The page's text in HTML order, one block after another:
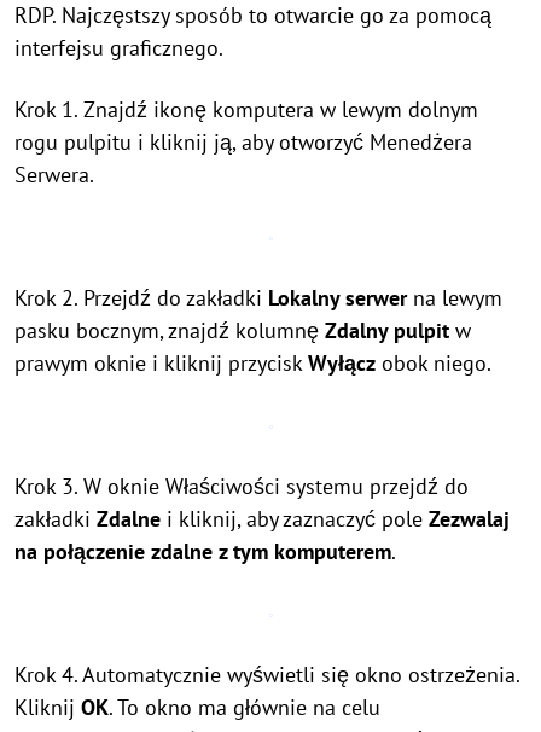
RDP. Najczęstszy sposób to otwarcie go za pomocą
interfejsu graficznego.
Krok 1. Znajdź ikonę komputera w lewym dolnym
rogu pulpitu i kliknij ją, aby otworzyć Menedżera
Serwera.
Krok 2. Przejdź do zakładki Lokalny serwerna lewym
pasku bocznym, znajdź kolumnę Zdalny pulpit w
prawym oknie i kliknij przyciskWyłącz obok niego.
Krok 3. W oknie Właściwości systemu przejdź do
zakładki Zdalne i kliknij, aby zaznaczyć pole Zezwalaj
na połączenie zdalne z tym komputerem.
Krok 4. Automatycznie wyświetli się okno ostrzeżenia.
Kliknij OK. To okno ma głównie na celu